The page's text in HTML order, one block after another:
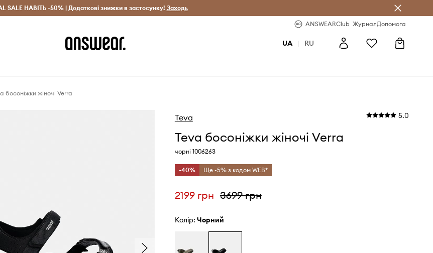
Лише оригінальні товари Заощаджуй з Answear Club
SALE НАВІТЬ -50% | Додаткові знижки в застосунку! Заходь
ANSWEARClub ЖурналДопомога
UA | RU
босоніжки жіночі Verra
Teva 5.0
Teva босоніжки жіночі Verra
чорні 1006263
-40% Ще -5% з кодом WEB*
2199 грн 3699 грн
Колір: чорний